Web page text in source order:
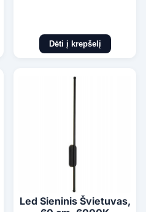
Dėti į krepšelį
Led Sieninis Švietuvas,